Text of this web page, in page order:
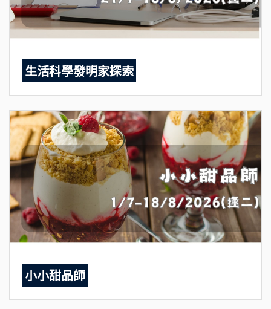
生活科學發明家探索
小小甜品師